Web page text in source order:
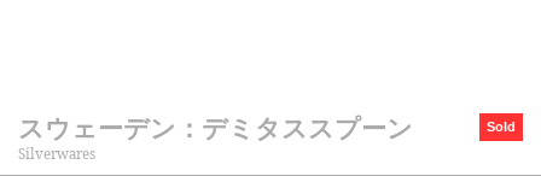
Sold
スウェーデン：デミタススプーン
Silverwares